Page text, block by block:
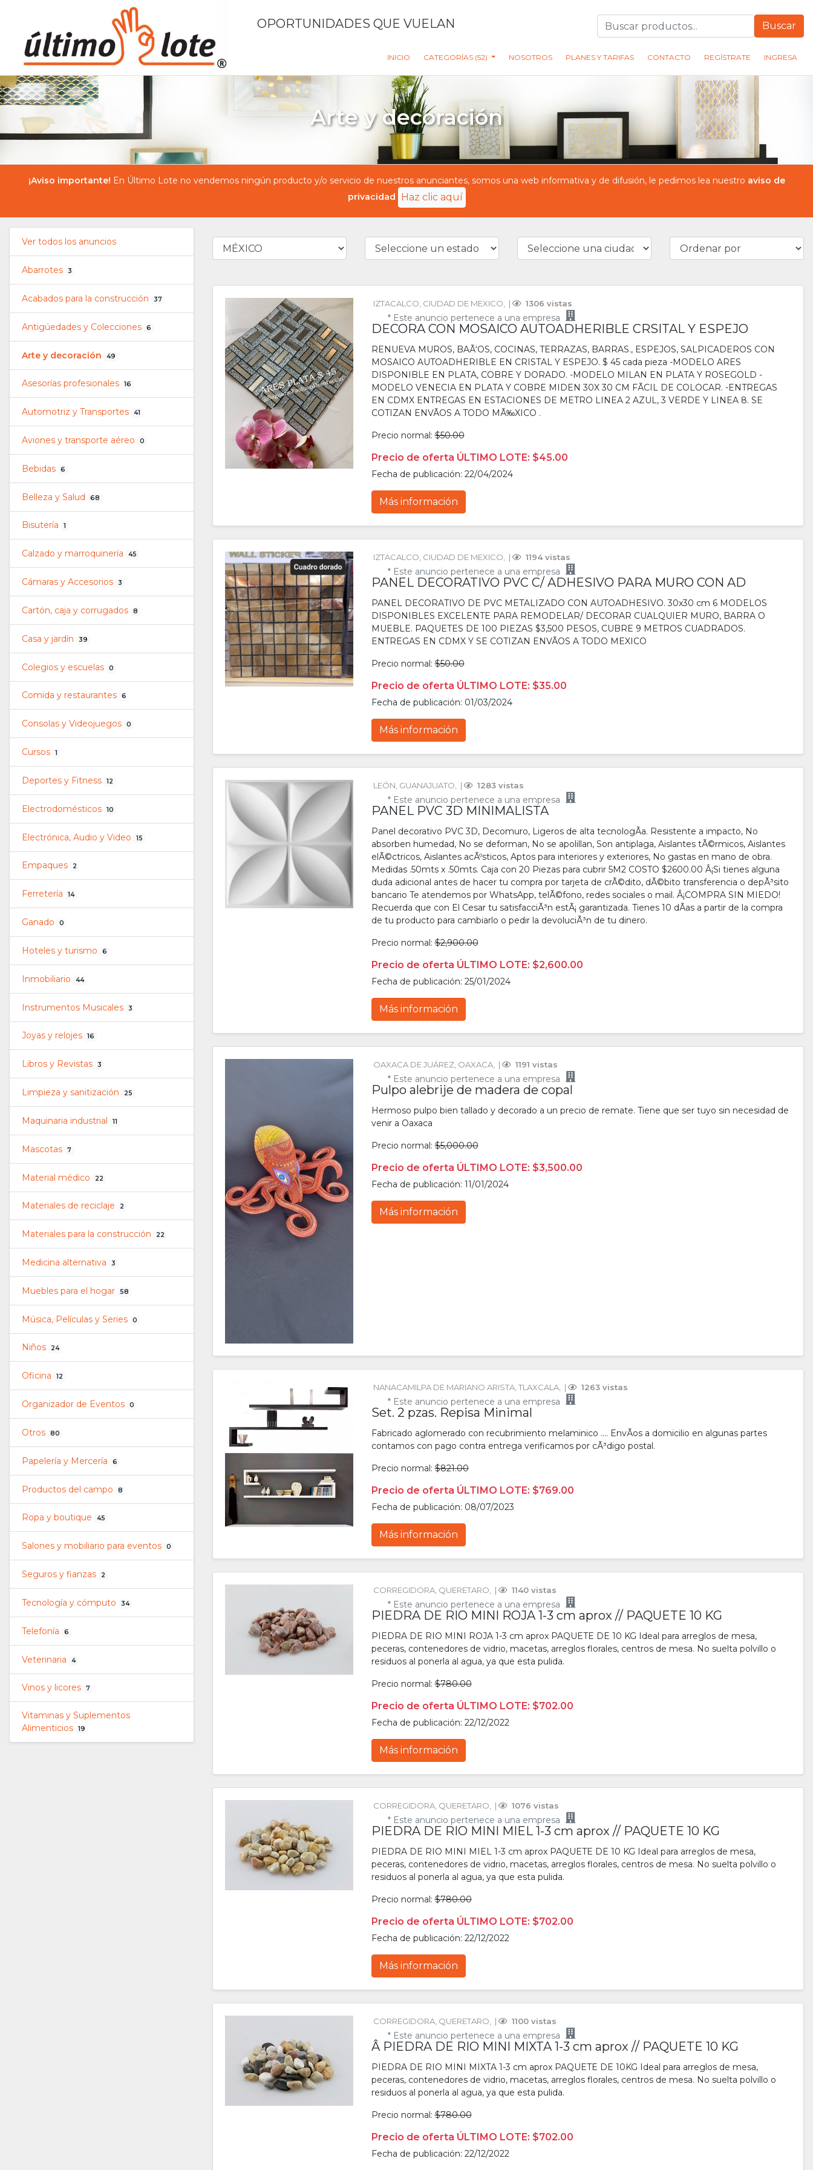
OPORTUNIDADES QUE VUELAN Buscar
INICIO CATEGORÍAS (52) NOSOTROS PLANES Y TARIFAS CONTACTO REGÍSTRATE INGRESA
Arte y decoración
¡Aviso importante! En Último Lote no vendemos ningún producto y/o servicio de nuestros anunciantes, somos una web informativa y de difusión, le pedimos lea nuestro aviso de
privacidad
Haz clic aquí
Ver todos los anuncios
Abarrotes 3
Acabados para la construcción 37
Antigúedades y Colecciones 6
Arte y decoración 49
Asesorías profesionales 16
Automotriz y Transportes 41
Aviones y transporte aéreo 0
Bebidas 6
Belleza y Salud 68
Bisutería 1
Calzado y marroquinería 45
Cámaras y Accesorios 3
Cartón, caja y corrugados 8
Casa y jardín 39
Colegios y escuelas 0
Comida y restaurantes 6
Consolas y Videojuegos 0
Cursos 1
Deportes y Fitness 12
Electrodomésticos 10
Electrónica, Audio y Video 15
Empaques 2
Ferretería 14
Ganado 0
Hoteles y turismo 6
Inmobiliario 44
Instrumentos Musicales 3
Joyas y relojes 16
Libros y Revistas 3
Limpieza y sanitización 25
Maquinaria industrial 11
Mascotas 7
Material médico 22
Materiales de reciclaje 2
Materiales para la construcción 22
Medicina alternativa 3
Muebles para el hogar 58
Música, Películas y Series 0
Niños 24
Oficina 12
Organizador de Eventos 0
Otros 80
Papelería y Mercería 6
Productos del campo 8
Ropa y boutique 45
Salones y mobiliario para eventos 0
Seguros y fianzas 2
Tecnología y cómputo 34
Telefonía 6
Veterinaria 4
Vinos y licores 7
Vitaminas y Suplementos
Alimenticios
19
IZTACALCO, CIUDAD DE MEXICO, | 1306 vistas
* Este anuncio pertenece a una empresa
DECORA CON MOSAICO AUTOADHERIBLE CRSITAL Y ESPEJO
RENUEVA MUROS, BAÃ‘OS, COCINAS, TERRAZAS, BARRAS., ESPEJOS, SALPICADEROS CON
MOSAICO AUTOADHERIBLE EN CRISTAL Y ESPEJO. $ 45 cada pieza -MODELO ARES
DISPONIBLE EN PLATA, COBRE Y DORADO. -MODELO MILAN EN PLATA Y ROSEGOLD -
MODELO VENECIA EN PLATA Y COBRE MIDEN 30X 30 CM FÃCIL DE COLOCAR. -ENTREGAS
EN CDMX ENTREGAS EN ESTACIONES DE METRO LINEA 2 AZUL, 3 VERDE Y LINEA 8. SE
COTIZAN ENVÃOS A TODO MÃ‰XICO .
Precio normal:$50.00
Precio de oferta ÚLTIMO LOTE: $45.00
Fecha de publicación: 22/04/2024
Más información
IZTACALCO, CIUDAD DE MEXICO, | 1194 vistas
* Este anuncio pertenece a una empresa
PANEL DECORATIVO PVC C/ ADHESIVO PARA MURO CON AD
PANEL DECORATIVO DE PVC METALIZADO CON AUTOADHESIVO. 30x30 cm 6 MODELOS
DISPONIBLES EXCELENTE PARA REMODELAR/ DECORAR CUALQUIER MURO, BARRA O
MUEBLE. PAQUETES DE 100 PIEZAS $3,500 PESOS, CUBRE 9 METROS CUADRADOS.
ENTREGAS EN CDMX Y SE COTIZAN ENVÃOS A TODO MEXICO
Precio normal:$50.00
Precio de oferta ÚLTIMO LOTE: $35.00
Fecha de publicación: 01/03/2024
Más información
LEÓN, GUANAJUATO, | 1283 vistas
* Este anuncio pertenece a una empresa
PANEL PVC 3D MINIMALISTA
Panel decorativo PVC 3D, Decomuro, Ligeros de alta tecnologÃ­a. Resistente a impacto, No
absorben humedad, No se deforman, No se apolillan, Son antiplaga, Aislantes tÃ©rmicos, Aislantes
elÃ©ctricos, Aislantes acÃºsticos, Aptos para interiores y exteriores, No gastas en mano de obra.
Medidas .50mts x .50mts. Caja con 20 Piezas para cubrir 5M2 COSTO $2600.00 Â¡Si tienes alguna
duda adicional antes de hacer tu compra por tarjeta de crÃ©dito, dÃ©bito transferencia o depÃ³sito
bancario Te atendemos por WhatsApp, telÃ©fono, redes sociales o mail. Â¡COMPRA SIN MIEDO!
Recuerda que con El Cesar tu satisfacciÃ³n estÃ¡ garantizada. Tienes 10 dÃ­as a partir de la compra
de tu producto para cambiarlo o pedir la devoluciÃ³n de tu dinero.
Precio normal:$2,900.00
Precio de oferta ÚLTIMO LOTE: $2,600.00
Fecha de publicación: 25/01/2024
Más información
OAXACA DE JUÁREZ, OAXACA, | 1191 vistas
* Este anuncio pertenece a una empresa
Pulpo alebrije de madera de copal
Hermoso pulpo bien tallado y decorado a un precio de remate. Tiene que ser tuyo sin necesidad de
venir a Oaxaca
Precio normal:$5,000.00
Precio de oferta ÚLTIMO LOTE: $3,500.00
Fecha de publicación: 11/01/2024
Más información
NANACAMILPA DE MARIANO ARISTA, TLAXCALA, | 1263 vistas
* Este anuncio pertenece a una empresa
Set. 2 pzas. Repisa Minimal
Fabricado aglomerado con recubrimiento melaminico .... EnvÃ­os a domicilio en algunas partes
contamos con pago contra entrega verificamos por cÃ³digo postal.
Precio normal:$821.00
Precio de oferta ÚLTIMO LOTE: $769.00
Fecha de publicación: 08/07/2023
Más información
CORREGIDORA, QUERETARO, | 1140 vistas
* Este anuncio pertenece a una empresa
PIEDRA DE RIO MINI ROJA 1-3 cm aprox // PAQUETE 10 KG
PIEDRA DE RIO MINI ROJA 1-3 cm aprox PAQUETE DE 10 KG Ideal para arreglos de mesa,
peceras, contenedores de vidrio, macetas, arreglos florales, centros de mesa. No suelta polvillo o
residuos al ponerla al agua, ya que esta pulida.
Precio normal:$780.00
Precio de oferta ÚLTIMO LOTE: $702.00
Fecha de publicación: 22/12/2022
Más información
CORREGIDORA, QUERETARO, | 1076 vistas
* Este anuncio pertenece a una empresa
PIEDRA DE RIO MINI MIEL 1-3 cm aprox // PAQUETE 10 KG
PIEDRA DE RIO MINI MIEL 1-3 cm aprox PAQUETE DE 10 KG Ideal para arreglos de mesa,
peceras, contenedores de vidrio, macetas, arreglos florales, centros de mesa. No suelta polvillo o
residuos al ponerla al agua, ya que esta pulida.
Precio normal:$780.00
Precio de oferta ÚLTIMO LOTE: $702.00
Fecha de publicación: 22/12/2022
Más información
CORREGIDORA, QUERETARO, | 1100 vistas
* Este anuncio pertenece a una empresa
Â PIEDRA DE RIO MINI MIXTA 1-3 cm aprox // PAQUETE 10 KG
PIEDRA DE RIO MINI MIXTA 1-3 cm aprox PAQUETE DE 10KG Ideal para arreglos de mesa,
peceras, contenedores de vidrio, macetas, arreglos florales, centros de mesa. No suelta polvillo o
residuos al ponerla al agua, ya que esta pulida.
Precio normal:$780.00
Precio de oferta ÚLTIMO LOTE: $702.00
Fecha de publicación: 22/12/2022